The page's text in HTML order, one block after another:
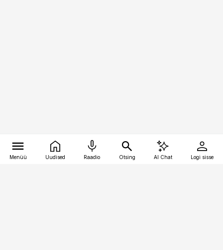
Menüü Uudised Raadio Otsing AI Chat Logi sisse